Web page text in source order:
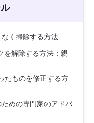
く掃除する方法
解除する方法：親
たものを修正する方
めの専門家のアドバ